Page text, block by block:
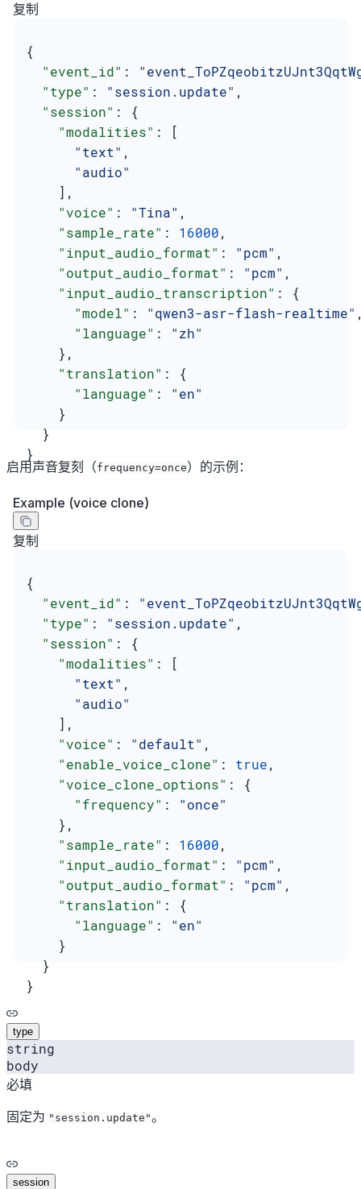
复制
{
  "event_id"
:
  "type"
: "session.update" ,
  "session"
: {
    "modalities"
: [
      "text"
,
      "audio"
    ],
    "voice"
: "Tina" ,
    "sample_rate"
: 16000,
    "input_audio_format"
: "pcm" ,
    "output_audio_format"
: "pcm" ,
    "input_audio_transcription"
: {
      "model"
: "qwen3-asr-flash-realtime"
      "language"
: "zh"
    },
    "translation"
: {
      "language"
: "en"
    }
  }
}
启用声音复刻（frequency=once）的示例：
Example (voice clone)
复制
{
  "event_id"
:
  "type"
: "session.update" ,
  "session"
: {
    "modalities"
: [
      "text"
,
      "audio"
    ],
    "voice"
: "default" ,
    "enable_voice_clone"
: true,
    "voice_clone_options"
: {
      "frequency"
: "once"
    },
    "sample_rate"
: 16000,
    "input_audio_format"
: "pcm" ,
    "output_audio_format"
: "pcm" ,
    "translation"
: {
      "language"
: "en"
    }
  }
}
type
string
body
必填
固定为 "session.update"。
session